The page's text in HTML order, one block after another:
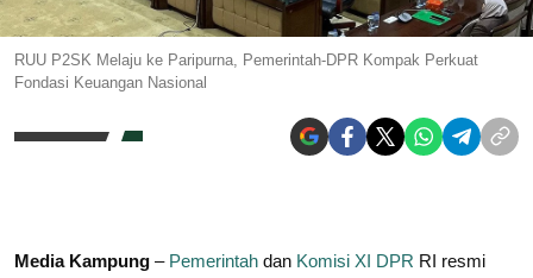
RUU P2SK Melaju ke Paripurna, Pemerintah-DPR Kompak Perkuat
Fondasi Keuangan Nasional
Media Kampung – Pemerintah dan Komisi XI DPR RI resmi